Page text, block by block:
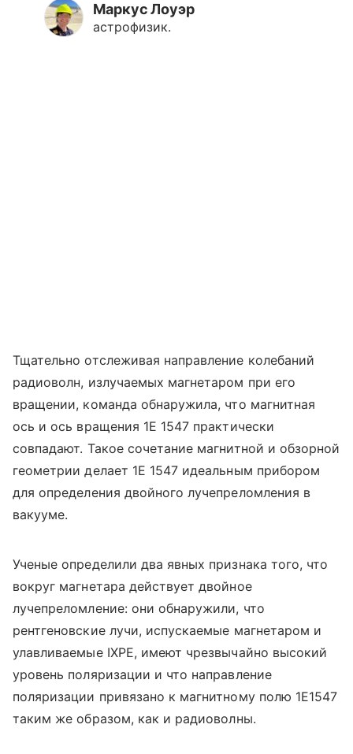
Маркус Лоуэр
астрофизик.
Тщательно отслеживая направление колебаний
радиоволн, излучаемых магнетаром при его
вращении, команда обнаружила, что магнитная
ось и ось вращения 1E 1547 практически
совпадают. Такое сочетание магнитной и обзорной
геометрии делает 1E 1547 идеальным прибором
для определения двойного лучепреломления в
вакууме.
Ученые определили два явных признака того, что
вокруг магнетара действует двойное
лучепреломление: они обнаружили, что
рентгеновские лучи, испускаемые магнетаром и
улавливаемые IXPE, имеют чрезвычайно высокий
уровень поляризации и что направление
поляризации привязано к магнитному полю 1E1547
таким же образом, как и радиоволны.